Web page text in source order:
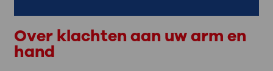
Over klachten aan uw arm en
hand